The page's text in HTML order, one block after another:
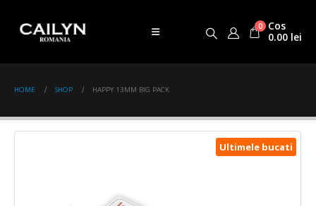
0
Cos
0.00 lei
HOME SHOP HAPPY 13MM BIG PACK
Ultimele bucati